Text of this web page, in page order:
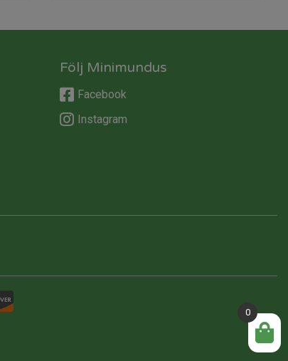
Följ Minimundus
Facebook
Instagram
0